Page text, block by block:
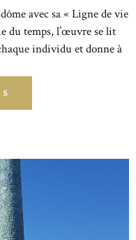
avec sa « Ligne de vie
du temps, l’œuvre se lit
individu et donne à